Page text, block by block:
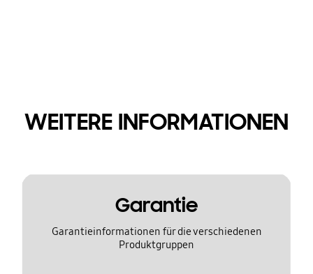
WEITERE INFORMATIONEN
Garantie
Garantieinformationen für die verschiedenen
Produktgruppen